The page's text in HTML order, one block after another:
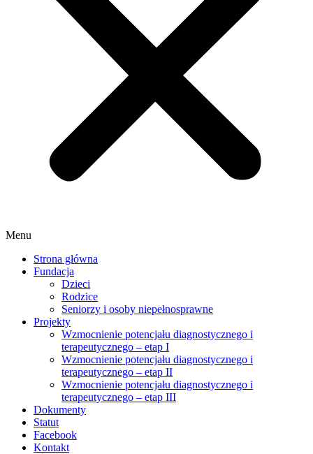
Menu
Strona główna
Fundacja
Dzieci
Rodzice
Seniorzy i osoby niepełnosprawne
Projekty
Wzmocnienie potencjału diagnostycznego i
terapeutycznego – etap I
Wzmocnienie potencjału diagnostycznego i
terapeutycznego – etap II
Wzmocnienie potencjału diagnostycznego i
terapeutycznego – etap III
Dokumenty
Statut
Facebook
Kontakt